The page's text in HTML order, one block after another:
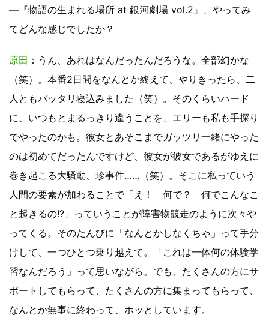
―『物語の生まれる場所 at 銀河劇場 vol.2』、やってみ
てどんな感じでしたか？
原田 ：うん、あれはなんだったんだろうな。全部幻かな
（笑）。本番2日間をなんとか終えて、やりきったら、二
人ともバッタリ寝込みました（笑）。そのくらいハード
に、いつもとまるっきり違うことを、エリーも私も手探り
でやったのかも。彼女とあそこまでガッツリ一緒にやった
のは初めてだったんですけど、彼女が彼女であるがゆえに
巻き起こる大騒動、珍事件……（笑）。そこに私っていう
人間の要素が加わることで「え！ 何で？ 何でこんなこ
と起きるの!?」っていうことが障害物競走のように次々や
ってくる。そのたんびに「なんとかしなくちゃ」って手分
けして、一つひとつ乗り越えて。「これは一体何の体験学
習なんだろう」って思いながら。でも、たくさんの方にサ
ポートしてもらって、たくさんの方に集まってもらって、
なんとか無事に終わって、ホッとしています。